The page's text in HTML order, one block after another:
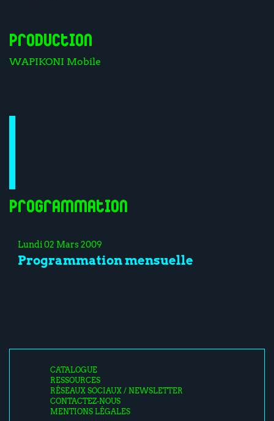
Production
WAPIKONI Mobile
Programmation
Lundi 02 Mars 2009
Programmation mensuelle
CATALOGUE
RESSOURCES
RÉSEAUX SOCIAUX / NEWSLETTER
CONTACTEZ-NOUS
MENTIONS LÉGALES